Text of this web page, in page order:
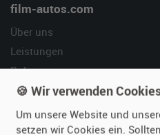
film-autos.com
Über uns
Leistungen
Referenzen
Kundenmeinungen
Vermieten
🍪 Wir verwenden
Um unsere Website und
setzen wir Cookies ein.